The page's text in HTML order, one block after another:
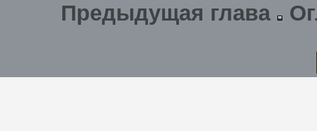
Предыдущая глава